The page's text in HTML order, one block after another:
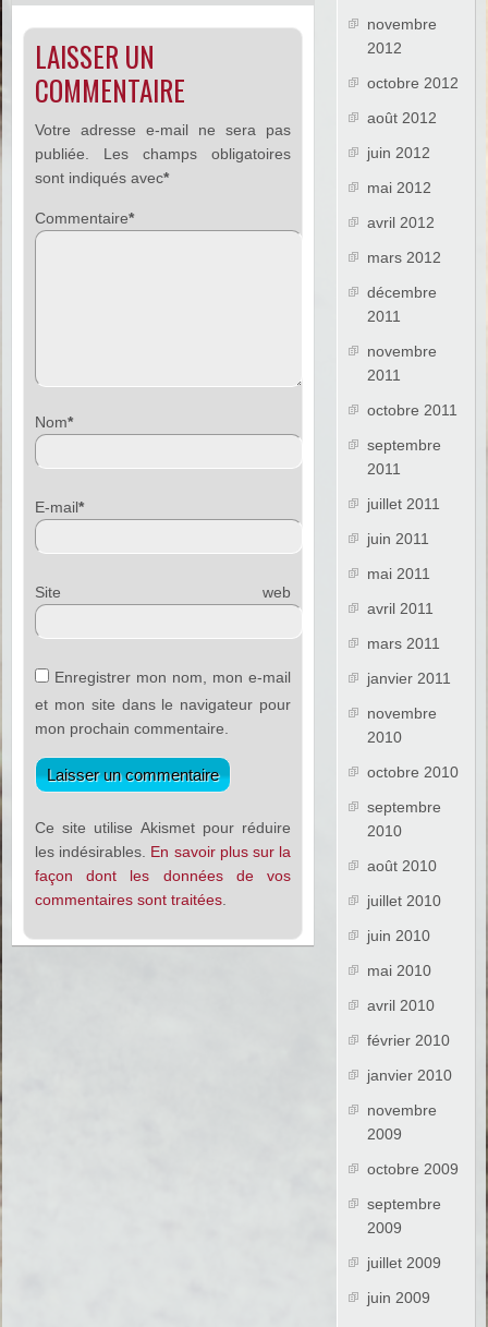
LAISSER UN
COMMENTAIRE
Votre adresse e-mail ne sera pas
publiée.
Les champs obligatoires
sont indiqués avec*
Commentaire*
Nom*
E-mail*
Site web
Enregistrer mon nom, mon e-mail
et mon site dans le navigateur pour
mon prochain commentaire.
Ce site utilise Akismet pour réduire
les indésirables. En savoir plus sur la
façon dont les données de vos
commentaires sont traitées.
novembre
2012
octobre 2012
août 2012
juin 2012
mai 2012
avril 2012
mars 2012
décembre
2011
novembre
2011
octobre 2011
septembre
2011
juillet 2011
juin 2011
mai 2011
avril 2011
mars 2011
janvier 2011
novembre
2010
octobre 2010
septembre
2010
août 2010
juillet 2010
juin 2010
mai 2010
avril 2010
février 2010
janvier 2010
novembre
2009
octobre 2009
septembre
2009
juillet 2009
juin 2009